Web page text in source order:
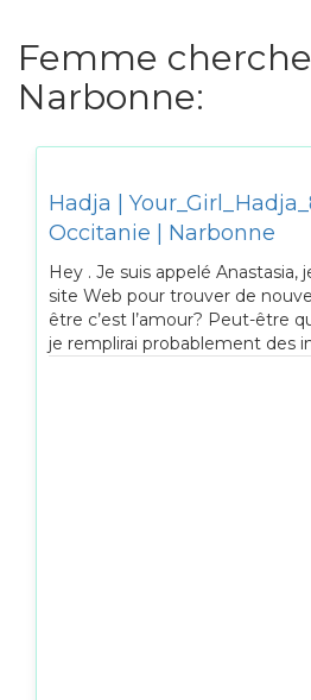
Femme
Narbonne:
Hadja |
Occitanie | Narbonne
Hey . Je suis appelé Anastasia,
site Web pour trouver de
être c’est l’amour? Peut-être
je remplirai probablement des